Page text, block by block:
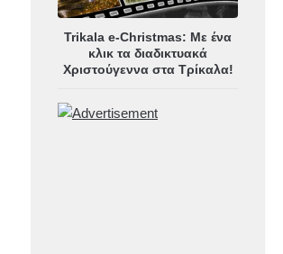
Trikala e-Christmas: Με ένα
κλικ τα διαδικτυακά
Χριστούγεννα στα Τρίκαλα!